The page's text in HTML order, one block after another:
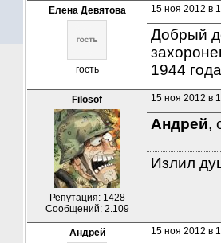
Елена Девятова
гость
15 ноя 2012 в
Добрый
1944
Filosof
Репутация: 1428
Сообщений: 2.109
15 ноя 2012 в
Андрей,
Излил
Андрей 15 ноя 2012 в